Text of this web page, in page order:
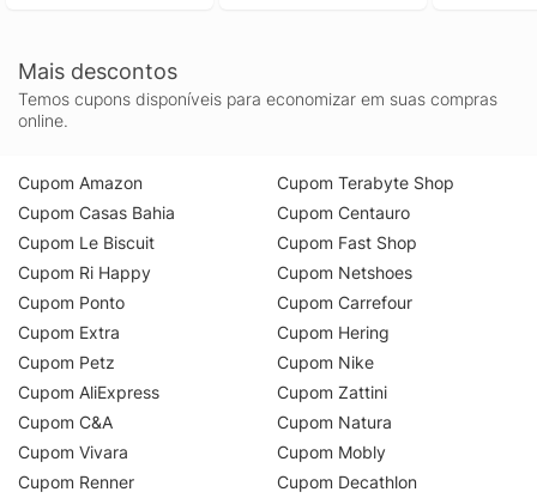
Mais descontos
Temos cupons disponíveis para economizar em suas compras
online.
Cupom Amazon
Cupom Casas Bahia
Cupom Le Biscuit
Cupom Ri Happy
Cupom Ponto
Cupom Extra
Cupom Petz
Cupom AliExpress
Cupom C&A
Cupom Vivara
Cupom Renner
Cupom Terabyte Shop
Cupom Centauro
Cupom Fast Shop
Cupom Netshoes
Cupom Carrefour
Cupom Hering
Cupom Nike
Cupom Zattini
Cupom Natura
Cupom Mobly
Cupom Decathlon